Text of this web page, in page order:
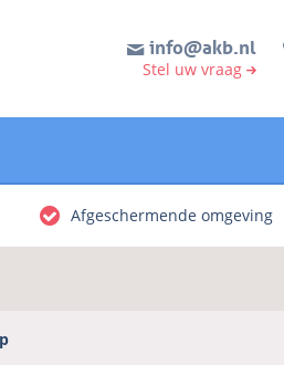
info@akb.nl
Stel uw vraag
Afgeschermende omgeving